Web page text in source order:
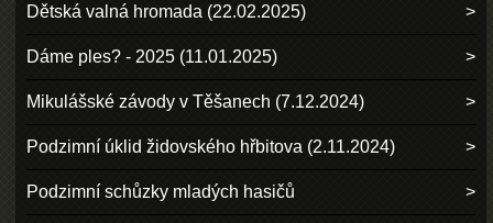
Dětská valná hromada (22.02.2025)
Dáme ples? - 2025 (11.01.2025)
Mikulášské závody v Těšanech (7.12.2024)
Podzimní úklid židovského hřbitova (2.11.2024)
Podzimní schůzky mladých hasičů